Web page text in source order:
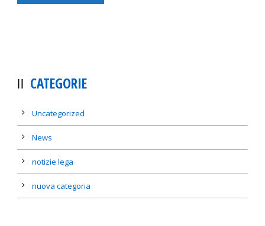
CATEGORIE
Uncategorized
News
notizie lega
nuova categoria